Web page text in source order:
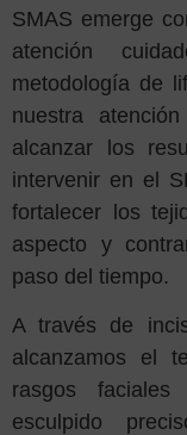
SMAS emerge
atención
metodología de
nuestra
alcanzar los
intervenir en el
fortalecer los
aspecto y
paso del tiempo.
A través de
alcanzamos el
rasgos
esculpido